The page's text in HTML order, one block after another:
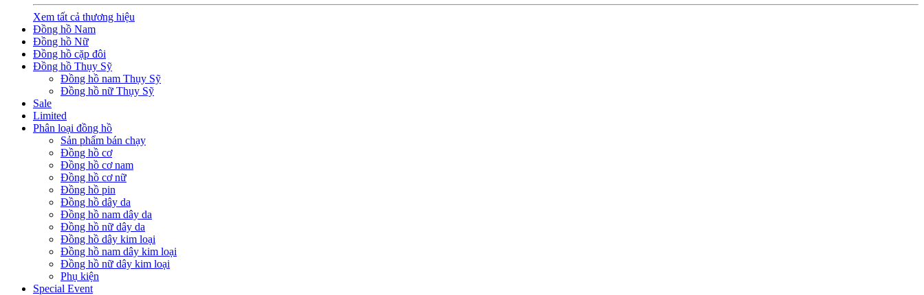
Xem tất cả thương hiệu
Đồng hồ Nam
Đồng hồ Nữ
Đồng hồ cặp đôi
Đồng hồ Thụy Sỹ
Đồng hồ nam Thụy Sỹ
Đồng hồ nữ Thụy Sỹ
Sale
Limited
Phân loại đồng hồ
Sản phẩm bán chạy
Đồng hồ cơ
Đồng hồ cơ nam
Đồng hồ cơ nữ
Đồng hồ pin
Đồng hồ dây da
Đồng hồ nam dây da
Đồng hồ nữ dây da
Đồng hồ dây kim loại
Đồng hồ nam dây kim loại
Đồng hồ nữ dây kim loại
Phụ kiện
Special Event